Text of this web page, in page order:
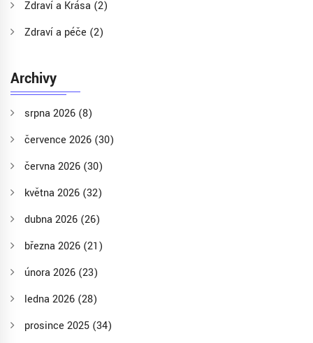
Zdraví a Krása (2)
Zdraví a péče (2)
Archivy
srpna 2026 (8)
července 2026 (30)
června 2026 (30)
května 2026 (32)
dubna 2026 (26)
března 2026 (21)
února 2026 (23)
ledna 2026 (28)
prosince 2025 (34)